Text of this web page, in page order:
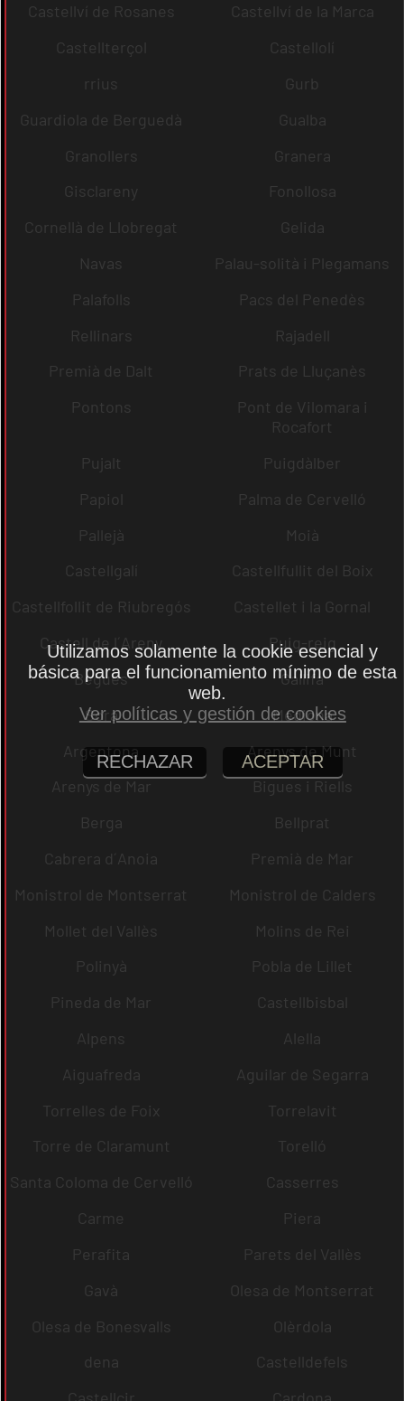
Castellví de Rosanes
Castellví de la Marca
Castellterçol
Castellolí
rrius
Gurb
Guardiola de Berguedà
Gualba
Granollers
Granera
Gisclareny
Fonollosa
Cornellà de Llobregat
Gelida
Navas
Palau-solità i Plegamans
Palafolls
Pacs del Penedès
Rellinars
Rajadell
Premià de Dalt
Prats de Lluçanès
Pontons
Pont de Vilomara i
Rocafort
Pujalt
Puigdàlber
Papiol
Palma de Cervelló
Pallejà
Moià
Castellgalí
Castellfullit del Boix
Castellfollit de Riubregós
Castellet i la Gornal
Castell de l´Areny
Puig-reig
Begues
Gallifa
Sora
Mediona
Argentona
Arenys de Munt
Arenys de Mar
Bigues i Riells
Berga
Bellprat
Cabrera d´Anoia
Premià de Mar
Monistrol de Montserrat
Monistrol de Calders
Mollet del Vallès
Molins de Rei
Polinyà
Pobla de Lillet
Pineda de Mar
Castellbisbal
Alpens
Alella
Aiguafreda
Aguilar de Segarra
Torrelles de Foix
Torrelavit
Torre de Claramunt
Torelló
Santa Coloma de Cervelló
Casserres
Carme
Piera
Perafita
Parets del Vallès
Gavà
Olesa de Montserrat
Olesa de Bonesvalls
Olèrdola
dena
Castelldefels
Utilizamos solamente la cookie esencial y
básica para el funcionamiento mínimo de esta
web.
Ver políticas y gestión de cookies
RECHAZAR ACEPTAR